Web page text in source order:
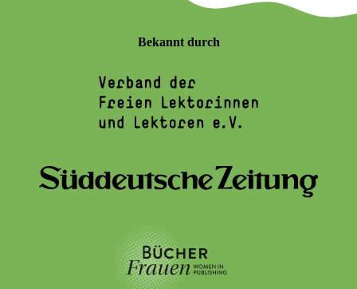
Bekannt durch